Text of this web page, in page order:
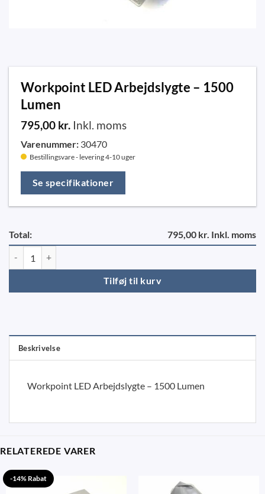
Workpoint LED Arbejdslygte – 1500
Lumen
795,00 kr. Inkl. moms
Varenummer: 30470
Bestillingsvare - levering 4-10 uger
Se specifikationer
Total: 795,00 kr. Inkl. moms
Tilføj til kurv
Beskrivelse
Workpoint LED Arbejdslygte – 1500 Lumen
RELATEREDE VARER
-14% Rabat